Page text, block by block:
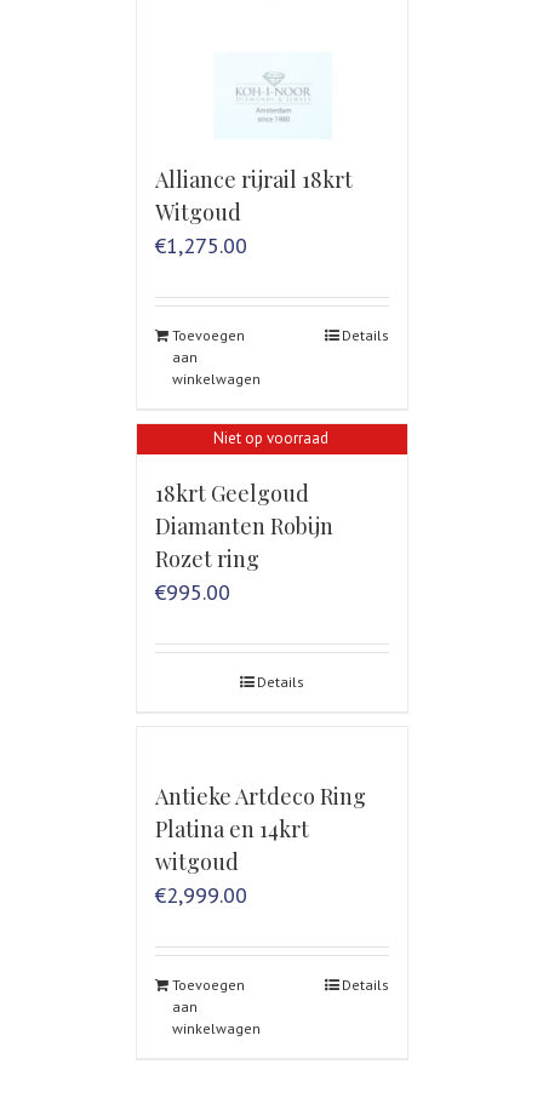
Alliance rijrail 18krt
Witgoud
€1,275.00
Toevoegen
aan
winkelwagen
Details
Niet op voorraad
18krt Geelgoud
Diamanten Robijn
Rozet ring
€995.00
Details
Antieke Artdeco Ring
Platina en 14krt
witgoud
€2,999.00
Toevoegen
aan
winkelwagen
Details